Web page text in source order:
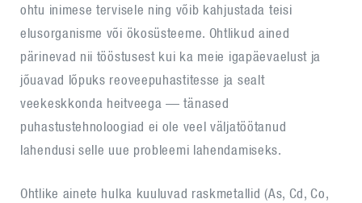
ohtu inimese tervisele ning võib kahjustada teisi
elusorganisme või ökosüsteeme. Ohtlikud ained
pärinevad nii tööstusest kui ka meie igapäevaelust ja
jõuavad lõpuks reoveepuhastitesse ja sealt
veekeskkonda heitveega — tänased
puhastustehnoloogiad ei ole veel väljatöötanud
lahendusi selle uue probleemi lahendamiseks.
Ohtlike ainete hulka kuuluvad raskmetallid (As, Cd, Co,